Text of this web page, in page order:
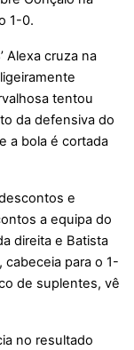
1-0.
Alexa cruza na
tentou
da defensiva do
a bola é cortada
e
a equipa do
direita e Batista
para o 1-
de suplentes, vê
no resultado